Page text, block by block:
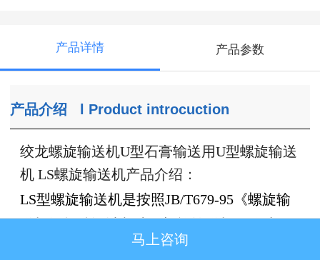
产品详情 产品参数
产品介绍 Product introcuction
绞龙螺旋输送机U型石膏输送用U型螺旋输送
机 LS螺旋输送机产品介绍：
LS型螺旋输送机是按照JB/T679-95《螺旋输
龙，是矿产、饲料、粮油、建筑业中用途较
马上咨询